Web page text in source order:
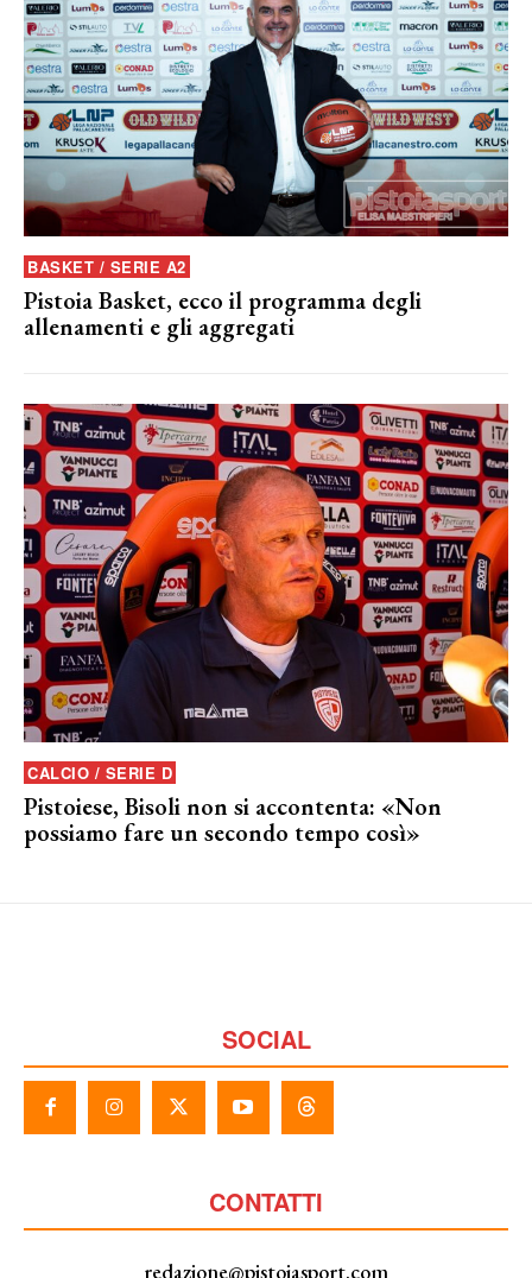
BASKET / SERIE A2
Pistoia Basket, ecco il programma degli
allenamenti e gli aggregati
CALCIO / SERIE D
Pistoiese, Bisoli non si accontenta: «Non
possiamo fare un secondo tempo così»
SOCIAL
CONTATTI
redazione@pistoiasport.com